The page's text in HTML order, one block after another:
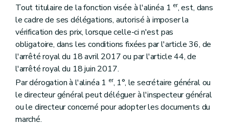
Tout titulaire de la fonction visée à l'alinéa 1 er, est, dans
le cadre de ses délégations, autorisé à imposer la
vérification des prix, lorsque celle-ci n'est pas
obligatoire, dans les conditions fixées par l'article 36, de
l'arrêté royal du 18 avril 2017 ou par l'article 44, de
l'arrêté royal du 18 juin 2017.
Par dérogation à l'alinéa 1 er, 1°, le secrétaire général ou
le directeur général peut déléguer à l'inspecteur général
ou le directeur concerné pour adopter les documents du
marché.